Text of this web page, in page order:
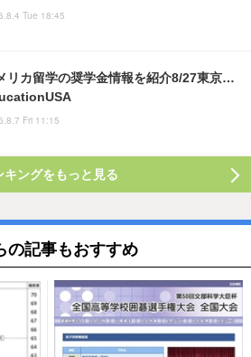
Tue 18:45
リカ留学の奨学金情報を紹介8/27東京…
Fri 11:15
キングをもっと見る
の記事もおすすめ